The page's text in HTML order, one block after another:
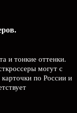
и тонкие оттенки.
могут с
по России и